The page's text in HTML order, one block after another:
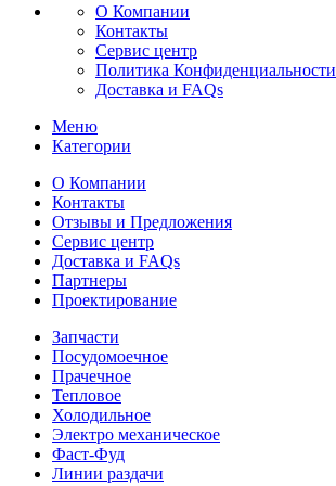
О Компании
Контакты
Сервис центр
Политика Конфиденциальности
Доставка и FAQs
Меню
Категории
О Компании
Контакты
Отзывы и Предложения
Сервис центр
Доставка и FAQs
Партнеры
Проектирование
Запчасти
Посудомоечное
Прачечное
Тепловое
Холодильное
Электро механическое
Фаст-Фуд
Линии раздачи